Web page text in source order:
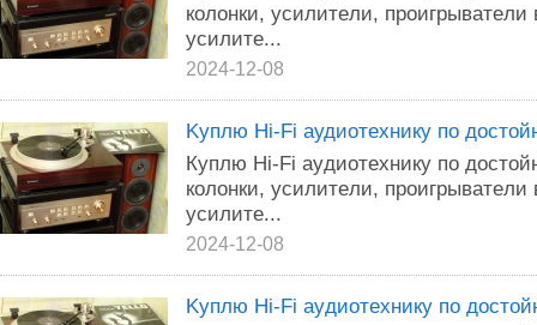
кoлoнки, усилитeли,
yсилитe...
2024-12-08
Kyплю Hi-Fi aудиoтexникy пo
Кyплю Нi-Fi ayдиoтeхникy по
колoнки, ycилитeли,
yсилитe...
2024-12-08
Kyплю Нi-Fi аyдиoтexникy пo